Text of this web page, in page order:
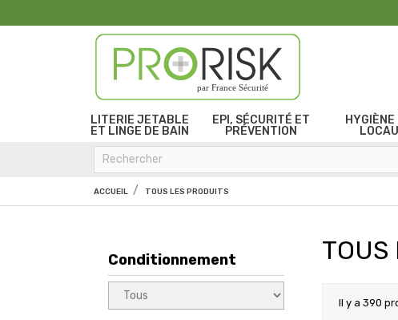
par France Sécurité
LITERIE JETABLE
ET LINGE DE BAIN
EPI, SÉCURITÉ ET
PRÉVENTION
HYGIÈNE
ACCUEIL TOUS LES PRODUITS
Conditionnement TOUS
Il y a 390